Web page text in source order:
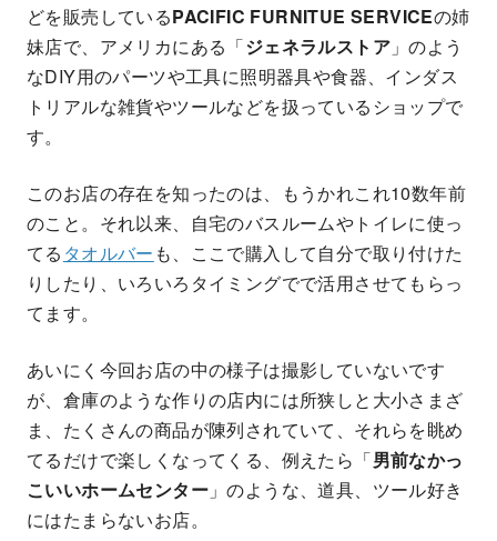
どを販売しているPACIFIC FURNITUE SERVICEの姉
妹店で、アメリカにある「ジェネラルストア 」のよう
なDIY用のパーツや工具に照明器具や食器、インダス
トリアルな雑貨やツールなどを扱っているショップで
す。
このお店の存在を知ったのは、もうかれこれ10数年前
のこと。それ以来、自宅のバスルームやトイレに使っ
てる タオルバー も、ここで購入して自分で取り付けた
りしたり、いろいろタイミングでで活用させてもらっ
てます。
あいにく今回お店の中の様子は撮影していないです
が、倉庫のような作りの店内には所狭しと大小さまざ
ま、たくさんの商品が陳列されていて、それらを眺め
てるだけで楽しくなってくる、例えたら「男前なかっ
こいいホームセンター 」のような、道具、ツール好き
にはたまらないお店。